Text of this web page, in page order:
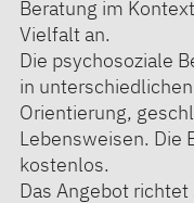
Beratung im
Vielfalt an.
Die psychosoziale
in
Orientierung,
Lebensweisen. Die
kostenlos.
Das Angebot richtet